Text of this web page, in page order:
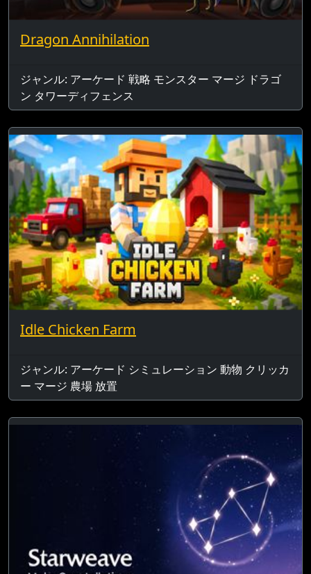
Dragon Annihilation
ジャンル: アーケード 戦略 モンスター マージ ドラゴ
ン タワーディフェンス
Idle Chicken Farm
ジャンル: アーケード シミュレーション 動物 クリッカ
ー マージ 農場 放置